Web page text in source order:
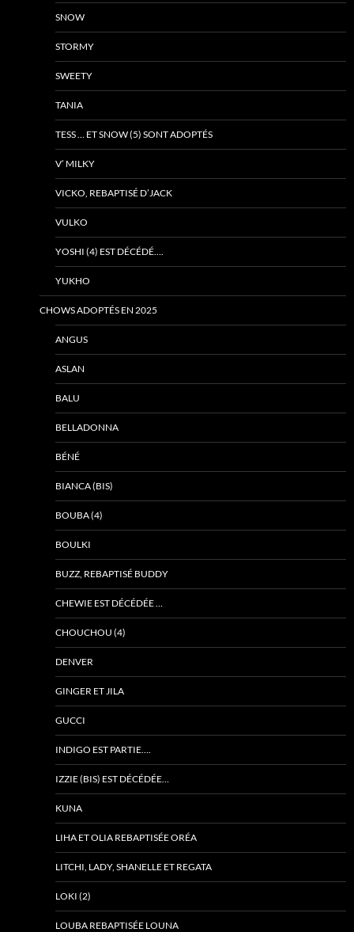
SNOW
STORMY
SWEETY
TANIA
TESS … ET SNOW (5) SONT ADOPTÉS
V’ MILKY
VICKO, REBAPTISÉ D’JACK
VULKO
YOSHI (4) EST DÉCÉDÉ….
YUKHO
CHOWS ADOPTÉS EN 2025
ANGUS
ASLAN
BALU
BELLADONNA
BÉNÉ
BIANCA (BIS)
BOUBA (4)
BOULKI
BUZZ, REBAPTISÉ BUDDY
CHEWIE EST DÉCÉDÉE …
CHOUCHOU (4)
DENVER
GINGER ET JILA
GUCCI
INDIGO EST PARTIE….
IZZIE (BIS) EST DÉCÉDÉE…
KUNA
LIHA ET OLIA REBAPTISÉE ORÉA
LITCHI, LADY, SHANELLE ET REGATA
LOKI (2)
LOUBA REBAPTISÉE LOUNA